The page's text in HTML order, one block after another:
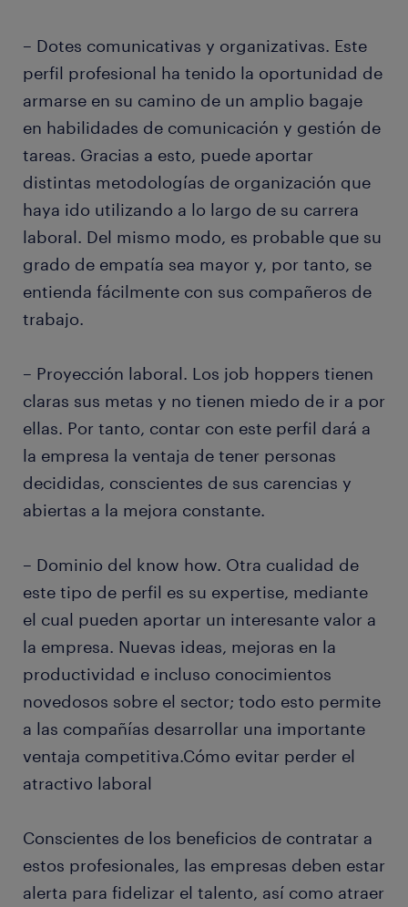
– Dotes comunicativas y organizativas. Este
perfil profesional ha tenido la oportunidad de
armarse en su camino de un amplio bagaje
en habilidades de comunicación y gestión de
tareas. Gracias a esto, puede aportar
distintas metodologías de organización que
haya ido utilizando a lo largo de su carrera
laboral. Del mismo modo, es probable que su
grado de empatía sea mayor y, por tanto, se
entienda fácilmente con sus compañeros de
trabajo.
– Proyección laboral. Los job hoppers tienen
claras sus metas y no tienen miedo de ir a por
ellas. Por tanto, contar con este perfil dará a
la empresa la ventaja de tener personas
decididas, conscientes de sus carencias y
abiertas a la mejora constante.
– Dominio del know how. Otra cualidad de
este tipo de perfil es su expertise, mediante
el cual pueden aportar un interesante valor a
la empresa. Nuevas ideas, mejoras en la
productividad e incluso conocimientos
novedosos sobre el sector; todo esto permite
a las compañías desarrollar una importante
ventaja competitiva.Cómo evitar perder el
atractivo laboral
Conscientes de los beneficios de contratar a
estos profesionales, las empresas deben estar
alerta para fidelizar el talento, así como atraer